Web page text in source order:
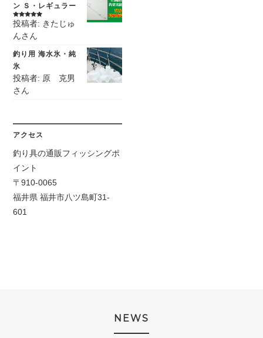
ン Ｓ・レギュラー
5段階中5の
評価
投稿者: きたじゅ
んさん
釣り用 海水氷・純
氷
投稿者: 原 克男
さん
アクセス
釣り具の通販フィッシングポ
イント
〒910-0065
福井県 福井市八ツ島町31-
601
NEWS